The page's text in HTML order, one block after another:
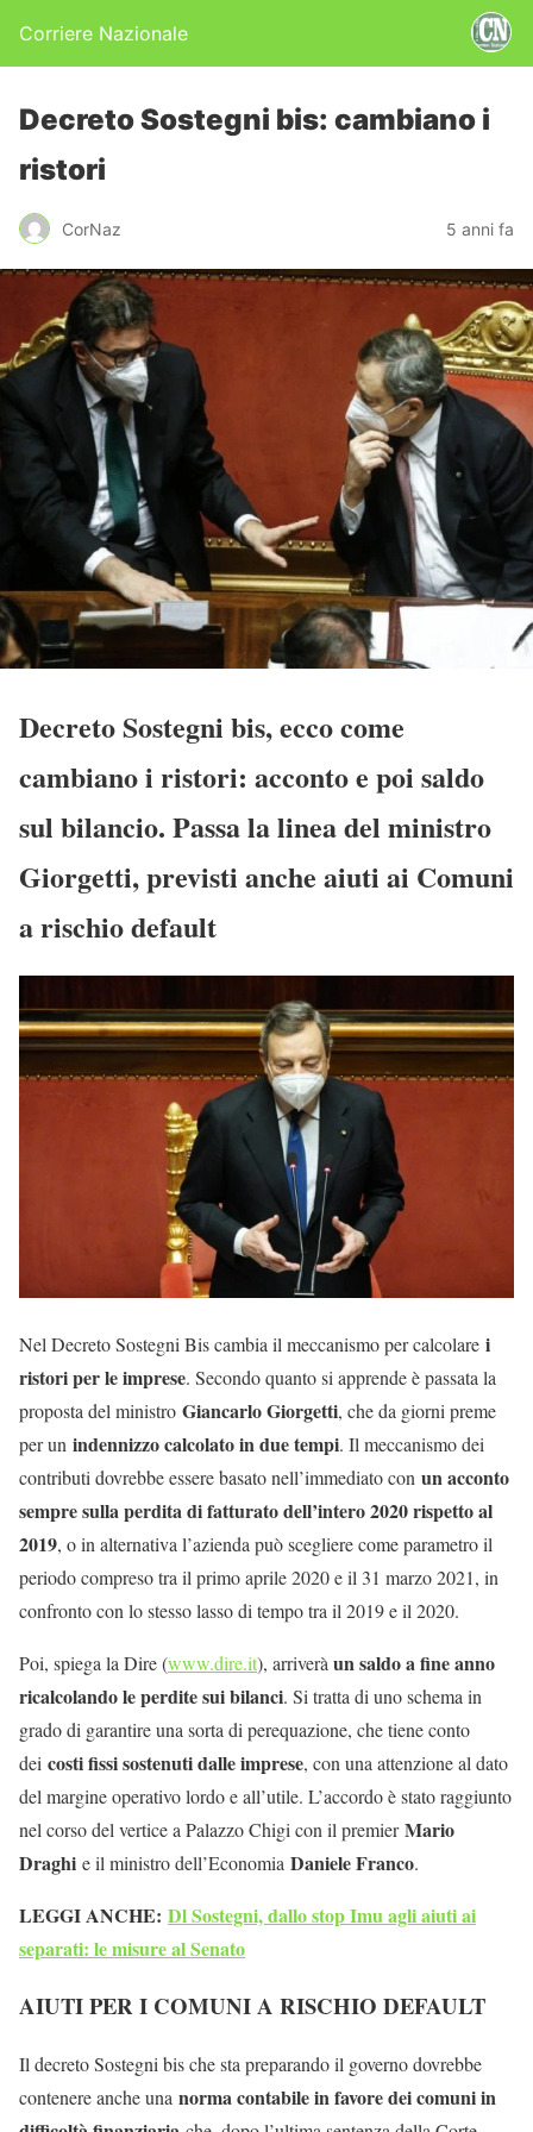
Corriere Nazionale
Decreto Sostegni bis: cambiano i
ristori
CorNaz 5 anni fa
Decreto Sostegni bis, ecco come
cambiano i ristori: acconto e poi saldo
sul bilancio. Passa la linea del ministro
Giorgetti, previsti anche aiuti ai Comuni
a rischio default
Nel Decreto Sostegni Bis cambia il meccanismo per calcolare i
ristori per le imprese. Secondo quanto si apprende è passata la
proposta del ministro Giancarlo Giorgetti, che da giorni preme
per un indennizzo calcolato in due tempi. Il meccanismo dei
contributi dovrebbe essere basato nell’immediato con un acconto
sempre sulla perdita di fatturato dell’intero 2020 rispetto al
2019, o in alternativa l’azienda può scegliere come parametro il
periodo compreso tra il primo aprile 2020 e il 31 marzo 2021, in
confronto con lo stesso lasso di tempo tra il 2019 e il 2020.
Poi, spiega la Dire (www.dire.it), arriverà un saldo a fine anno
ricalcolando le perdite sui bilanci. Si tratta di uno schema in
grado di garantire una sorta di perequazione, che tiene conto
dei costi fissi sostenuti dalle imprese, con una attenzione al dato
del margine operativo lordo e all’utile. L’accordo è stato raggiunto
nel corso del vertice a Palazzo Chigi con il premierMario
Draghi e il ministro dell’Economia Daniele Franco.
LEGGI ANCHE: Dl Sostegni, dallo stop Imu agli aiuti ai
separati: le misure al Senato
AIUTI PER I COMUNI A RISCHIO DEFAULT
Il decreto Sostegni bis che sta preparando il governo dovrebbe
contenere anche una norma contabile in favore dei comuni in